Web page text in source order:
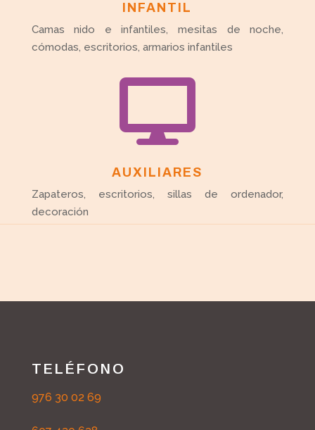
INFANTIL
Camas nido e infantiles, mesitas de noche,
cómodas, escritorios, armarios infantiles

AUXILIARES
Zapateros, escritorios, sillas de ordenador,
decoración
TELÉFONO
976 30 02 69